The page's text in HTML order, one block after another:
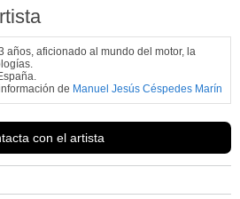
años, aficionado al mundo del motor, la
de Manuel Jesús Céspedes Marín
con el artista